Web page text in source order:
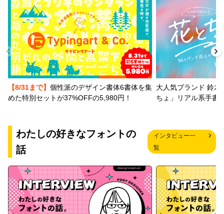
【8/31まで】 個性派のデザイン書体6書体を集
めた特別セットが37%OFFの5,980円！
大人気ブランド 鈴木
ちょ」リアル系手書
わたしの好きなフォントの
話
インタビュー一
覧